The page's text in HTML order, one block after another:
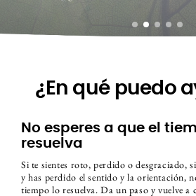
¿En qué puedo
No esperes a que el
resuelva
Si te sientes roto, perdido o desgraciado,
y has perdido el sentido y la orientación,
tiempo lo resuelva. Da un paso y vuelve